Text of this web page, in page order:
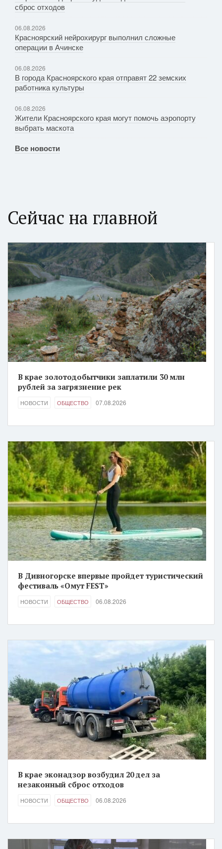
сброс отходов
06.08.2026
Красноярский нейрохирург выполнил сложные
операции в Ачинске
06.08.2026
В города Красноярского края отправят 22 земских
работника культуры
06.08.2026
Жители Красноярского края могут помочь аэропорту
выбрать маскота
Все новости
Сейчас на главной
В крае золотодобытчики заплатили 30 млн
рублей за загрязнение рек
НОВОСТИ ОБЩЕСТВО 07.08.2026
В Дивногорске впервые пройдет туристический
фестиваль «Омут FEST»
НОВОСТИ ОБЩЕСТВО 06.08.2026
В крае эконадзор возбудил 20 дел за
незаконный сброс отходов
НОВОСТИ ОБЩЕСТВО 06.08.2026